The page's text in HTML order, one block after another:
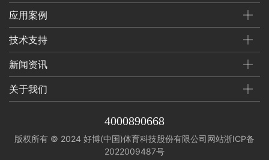
应用案例
技术支持
新闻资讯
关于我们
4000890668
版权所有 © 2024 好博(中国)体育科技股份有限公司网站浙ICP备
2022009487号